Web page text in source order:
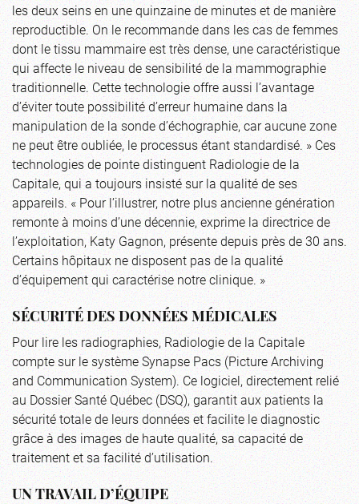
les deux seins en une quinzaine de minutes et de manière
reproductible. On le recommande dans les cas de femmes
dont le tissu mammaire est très dense, une caractéristique
qui affecte le niveau de sensibilité de la mammographie
traditionnelle. Cette technologie offre aussi l’avantage
d’éviter toute possibilité d’erreur humaine dans la
manipulation de la sonde d’échographie, car aucune zone
ne peut être oubliée, le processus étant standardisé. » Ces
technologies de pointe distinguent Radiologie de la
Capitale, qui a toujours insisté sur la qualité de ses
appareils. « Pour l’illustrer, notre plus ancienne génération
remonte à moins d’une décennie, exprime la directrice de
l’exploitation, Katy Gagnon, présente depuis près de 30 ans.
Certains hôpitaux ne disposent pas de la qualité
d’équipement qui caractérise notre clinique. »
SÉCURITÉ DES DONNÉES MÉDICALES
Pour lire les radiographies, Radiologie de la Capitale
compte sur le système Synapse Pacs (Picture Archiving
and Communication System). Ce logiciel, directement relié
au Dossier Santé Québec (DSQ), garantit aux patients la
sécurité totale de leurs données et facilite le diagnostic
grâce à des images de haute qualité, sa capacité de
traitement et sa facilité d’utilisation.
UN TRAVAIL D’ÉQUIPE